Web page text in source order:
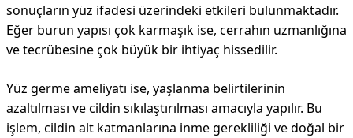
sonuçların yüz ifadesi üzerindeki etkileri bulunmaktadır.
Eğer burun yapısı çok karmaşık ise, cerrahın uzmanlığına
ve tecrübesine çok büyük bir ihtiyaç hissedilir.
Yüz germe ameliyatı ise, yaşlanma belirtilerinin
azaltılması ve cildin sıkılaştırılması amacıyla yapılır. Bu
işlem, cildin alt katmanlarına inme gerekliliği ve doğal bir